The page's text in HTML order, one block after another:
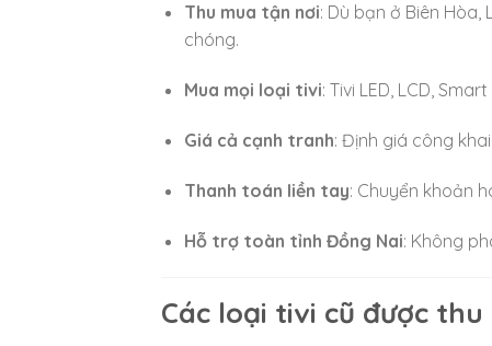
Thu mua tận nơi: Dù bạn ở Biên
chóng.
Mua mọi loại tivi: Tivi LED, LCD,
Giá cả cạnh tranh: Định giá công
Thanh toán liền tay: Chuyển khoản
Hỗ trợ toàn tỉnh Đồng Nai: Không
Các loại tivi cũ được